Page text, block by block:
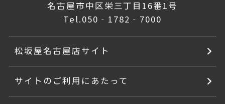
名古屋市中区栄三丁目16番1号
Tel.050‐1782‐7000
松坂屋名古屋店サイト
サイトのご利用にあたって